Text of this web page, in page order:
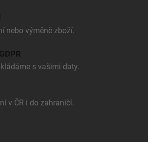
nebo výměně zboží.
s vašimi daty.
v ČR i do zahraničí.